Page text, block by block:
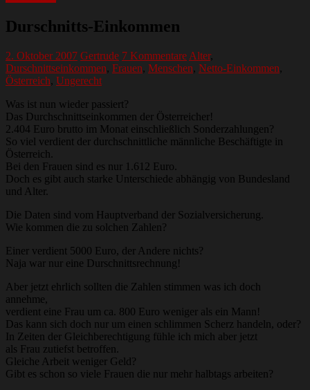
Durschnitts-Einkommen
2. Oktober 2007 Gertrude 7 Kommentare Alter,
Durschnittseinkommen, Frauen, Menschen, Netto-Einkommen,
Österreich, Ungerecht
Was ist nun wieder passiert?
Das Durchschnittseinkommen der Österreicher!
2.404 Euro brutto im Monat einschließlich Sonderzahlungen?
So viel verdient der durchschnittliche männliche Beschäftigte in
Österreich.
Bei den Frauen sind es nur 1.612 Euro.
Doch es gibt auch starke Unterschiede abhängig von Bundesland
und Alter.
Die Daten sind vom Hauptverband der Sozialversicherung.
Wie kommen die zu solchen Zahlen?
Einer verdient 5000 Euro, der Andere nichts?
Naja war nur eine Durschnittsrechnung!
Aber jetzt ehrlich sollten die Zahlen stimmen was ich doch
annehme,
verdient eine Frau um ca. 800 Euro weniger als ein Mann!
Das kann sich doch nur um einen schlimmen Scherz handeln, oder?
In Zeiten der Gleichberechtigung fühle ich mich aber jetzt
als Frau zutiefst betroffen.
Gleiche Arbeit weniger Geld?
Gibt es schon so viele Frauen die nur mehr halbtags arbeiten?